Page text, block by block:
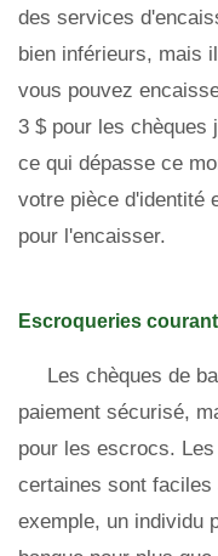
des services
bien inférieurs, mais
vous pouvez
3 $ pour les chèques
ce qui dépasse ce
votre pièce d'identité
pour l'encaisser.
Escroqueries
Les chèques de
paiement sécurisé,
pour les escrocs.
certaines sont
exemple, un individu